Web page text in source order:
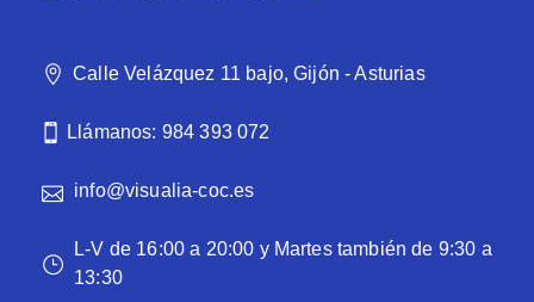
Calle Velázquez 11 bajo, Gijón - Asturias
Llámanos: 984 393 072
info@visualia-coc.es
L-V de 16:00 a 20:00 y Martes también de 9:30 a
13:30